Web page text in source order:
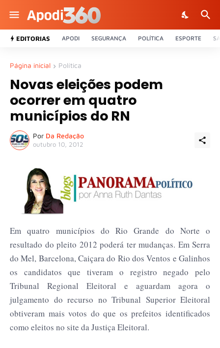
EDITORIAS APODI SEGURANÇA POLÍTICA ESPORTE
Página inicial Política
Novas eleições podem
ocorrer em quatro
municípios do RN
Por Da Redação
outubro 10, 2012
Em quatro municípios do Rio Grande do Norte o
resultado do pleito 2012 poderá ter mudanças. Em Serra
do Mel, Barcelona, Caiçara do Rio dos Ventos e Galinhos
os candidatos que tiveram o registro negado pelo
Tribunal Regional Eleitoral e aguardam agora o
julgamento do recurso no Tribunal Superior Eleitoral
obtiveram mais votos do que os prefeitos identificados
como eleitos no site da Justiça Eleitoral.